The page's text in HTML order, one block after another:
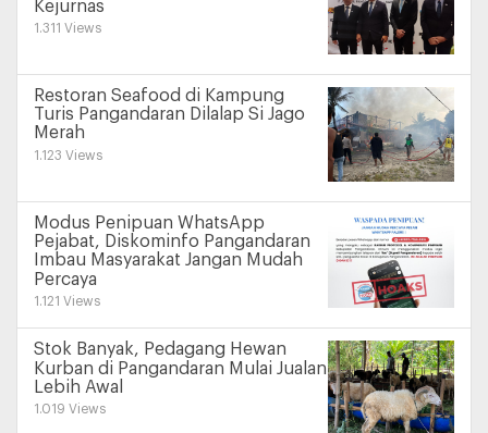
Kejurnas
1.311 Views
Restoran Seafood di Kampung
Turis Pangandaran Dilalap Si Jago
Merah
1.123 Views
Modus Penipuan WhatsApp
Pejabat, Diskominfo Pangandaran
Imbau Masyarakat Jangan Mudah
Percaya
1.121 Views
Stok Banyak, Pedagang Hewan
Kurban di Pangandaran Mulai Jualan
Lebih Awal
1.019 Views